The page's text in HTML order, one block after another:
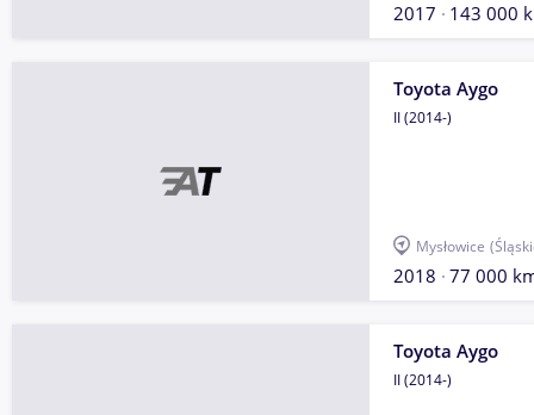
2017 143 000
Toyota Aygo
II (2014-)
Mysłowice
2018 77 000
Toyota Aygo
II (2014-)